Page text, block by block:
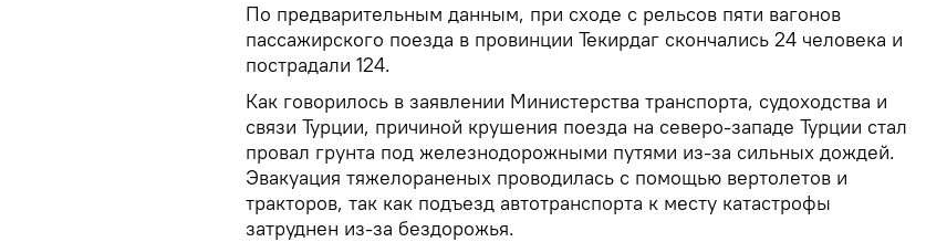
По предварительным данным, при сходе с рельсов пяти вагонов
пассажирского поезда в провинции Текирдаг скончались 24 человека и
пострадали 124.
Как говорилось в заявлении Министерства транспорта, судоходства и
связи Турции, причиной крушения поезда на северо-западе Турции стал
провал грунта под железнодорожными путями из-за сильных дождей.
Эвакуация тяжелораненых проводилась с помощью вертолетов и
тракторов, так как подъезд автотранспорта к месту катастрофы
затруднен из-за бездорожья.